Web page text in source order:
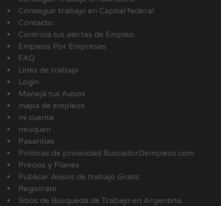
Conseguir trabajo en Capital federal
Contacto
Controlá tus alertas de Empleo
Empleos Por Empresas
FAQ
Links de trabajo
Login
Manejá tus Avisos
mapa de empleos
mi cuenta
neuquen
Pasantías
Políticas de privacidad BuscadorDempleos.com
Precios y Planes
Publicar Avisos de trabajo Gratis
Registrate
Sitios de Búsqueda de Trabajo en Argentina